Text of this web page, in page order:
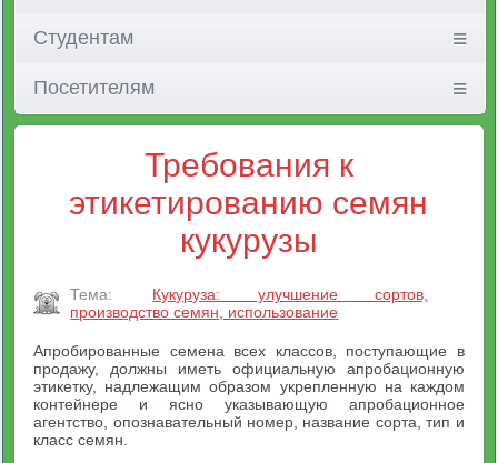
Студентам
Посетителям
Требования к
этикетированию семян
кукурузы
Тема:
Кукуруза: улучшение сортов,
производство семян, использование
Апробированные семена всех классов, поступающие в
продажу, должны иметь официальную апробационную
этикетку, надлежащим образом укрепленную на каждом
контейнере и ясно указывающую апробационное
агентство, опознавательный номер, название сорта, тип и
класс семян.